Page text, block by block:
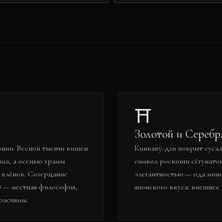
Весной тысячи вишен
а осенью храмы
Созерцание
— местная философия,
⛩️
Золотой и
Кинкаку-дзи покрыт
символ роскоши
элегантностью — ода
японского вкуса: